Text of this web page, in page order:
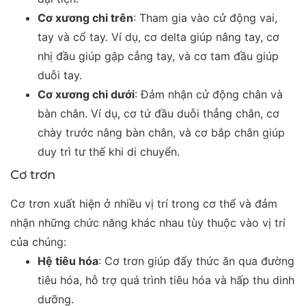
Cơ xương chi trên: Tham gia vào cử động vai,
tay và cổ tay. Ví dụ, cơ delta giúp nâng tay, cơ
nhị đầu giúp gập cẳng tay, và cơ tam đầu giúp
duỗi tay.
Cơ xương chi dưới: Đảm nhận cử động chân và
bàn chân. Ví dụ, cơ tứ đầu duỗi thẳng chân, cơ
chày trước nâng bàn chân, và cơ bắp chân giúp
duy trì tư thế khi di chuyển.
Cơ trơn
Cơ trơn xuất hiện ở nhiều vị trí trong cơ thể và đảm
nhận những chức năng khác nhau tùy thuộc vào vị trí
của chúng:
Hệ tiêu hóa: Cơ trơn giúp đẩy thức ăn qua đường
tiêu hóa, hỗ trợ quá trình tiêu hóa và hấp thu dinh
dưỡng.